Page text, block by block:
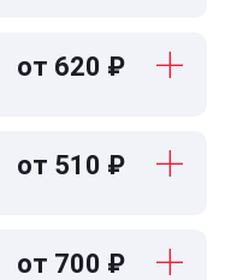
от 620 ₽
от 510 ₽
от 700 ₽